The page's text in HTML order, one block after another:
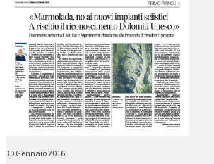
30 Gennaio 2016